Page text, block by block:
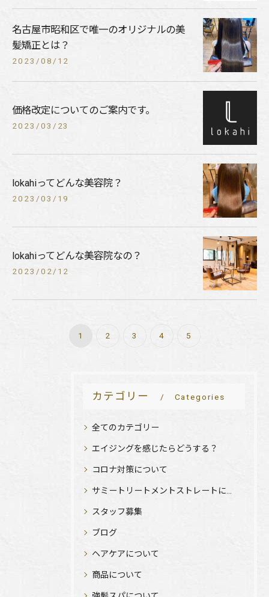
名古屋市昭和区で唯一のオリジナルの美
髪矯正とは？
2023/08/12
価格改定についてのご案内です。
2023/03/23
lokahiってどんな美容院？
2023/03/19
lokahiってどんな美容院なの？
2023/02/12
1 2 3 4 5
カテゴリー Categories
全てのカテゴリー
エイジングを感じたらどうする？
コロナ対策について
サミートリートメントストレートについて
スタッフ募集
ブログ
ヘアケアについて
商品について